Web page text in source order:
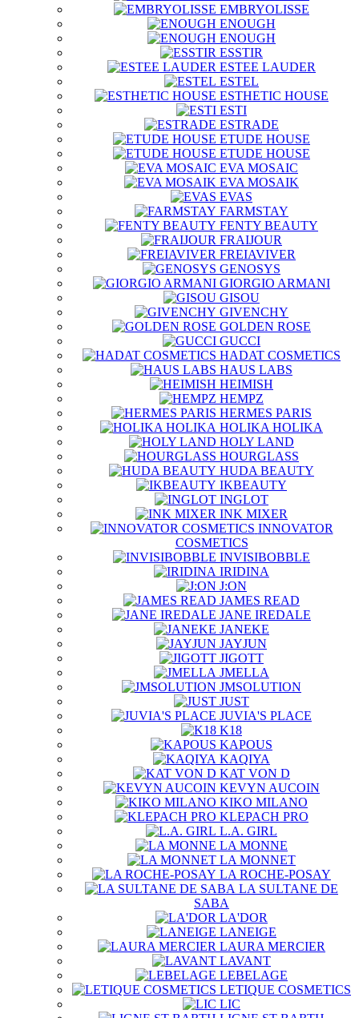
EMBRYOLISSE
ENOUGH
ENOUGH
ESSTIR
ESTEE LAUDER
ESTEL
ESTHETIC HOUSE
ESTI
ESTRADE
ETUDE HOUSE
ETUDE HOUSE
EVA MOSAIC
EVA MOSAIK
EVAS
FARMSTAY
FENTY BEAUTY
FRAIJOUR
FREIAVIVER
GENOSYS
GIORGIO ARMANI
GISOU
GIVENCHY
GOLDEN ROSE
GUCCI
HADAT COSMETICS
HAUS LABS
HEIMISH
HEMPZ
HERMES PARIS
HOLIKA HOLIKA
HOLY LAND
HOURGLASS
HUDA BEAUTY
IKBEAUTY
INGLOT
INK MIXER
INNOVATOR
COSMETICS
INVISIBOBBLE
IRIDINA
J:ON
JAMES READ
JANE IREDALE
JANEKE
JAYJUN
JIGOTT
JMELLA
JMSOLUTION
JUST
JUVIA'S PLACE
K18
KAPOUS
KAQIYA
KAT VON D
KEVYN AUCOIN
KIKO MILANO
KLEPACH PRO
L.A. GIRL
LA MONNE
LA MONNET
LA ROCHE-POSAY
LA SULTANE DE
SABA
LA'DOR
LANEIGE
LAURA MERCIER
LAVANT
LEBELAGE
LETIQUE COSMETICS
LIC